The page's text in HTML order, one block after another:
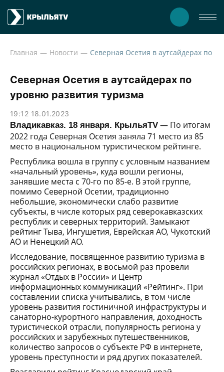
Главная Новости
Северная Осетия в аутсайдерах по
уровню развития туризма
19:12 18.01.2023
Владикавказ. 18 января. КрыльяTV — По итогам
2022 года Северная Осетия заняла 71 место из 85
место в национальном туристическом рейтинге.
Республика вошла в группу с условным названием
«начальный уровень», куда вошли регионы,
занявшие места с 70-го по 85-е. В этой группе,
помимо Северной Осетии, традиционно
небольшие, экономически слабо развитие
субъекты, в числе которых ряд северокавказских
республик и северных территорий. Замыкают
рейтинг Тыва, Ингушетия, Еврейская АО, Чукотский
АО и Ненецкий АО.
Исследование, посвященное развитию туризма в
российских регионах, в восьмой раз провели
журнал «Отдых в России» и Центр
информационных коммуникаций «Рейтинг». При
составлении списка учитывались, в том числе
уровень развития гостиничной инфраструктуры и
санаторно-курортного направления, доходность
туристической отрасли, популярность региона у
российских и зарубежных путешественников,
количество запросов о субъекте РФ в интернете,
уровень преступности и ряд других показателей.